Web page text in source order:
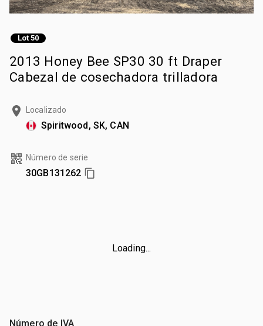
Lot 50
2013 Honey Bee SP30 30 ft Draper
Cabezal de cosechadora trilladora
Localizado
Spiritwood, SK, CAN
Número de serie
30GB131262
Loading...
Número de IVA